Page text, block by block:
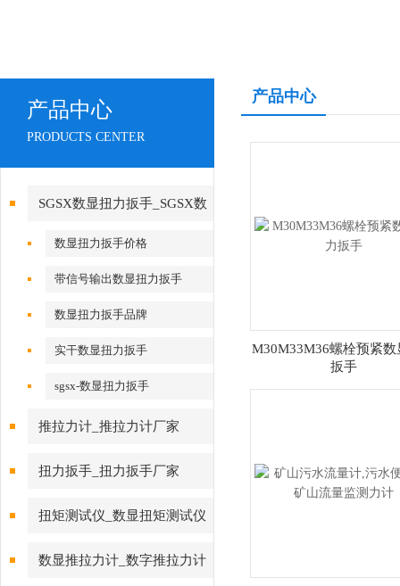
产品中心
PRODUCTS CENTER
SGSX数显扭力扳手_SGSX数
显扭力扳手
数显扭力扳手价格
带信号输出数显扭力扳手
数显扭力扳手品牌
实干数显扭力扳手
sgsx-数显扭力扳手
推拉力计_推拉力计厂家
扭力扳手_扭力扳手厂家
扭矩测试仪_数显扭矩测试仪
数显推拉力计_数字推拉力计
产品中心
M30M33M36螺栓预紧数
扳手